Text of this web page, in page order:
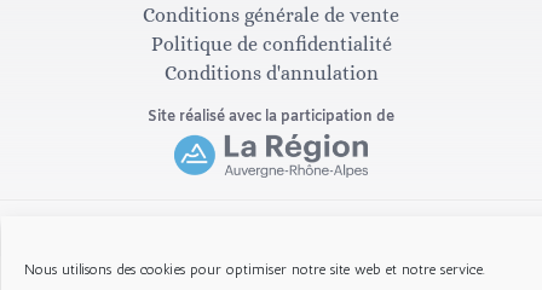
Nous utilisons des cookies pour optimiser notre site web et notre service.
g
r
a
m
o
o
k
-
Conditions générale de vente
Politique de confidentialité
Conditions d'annulation
Site réalisé avec la participation de